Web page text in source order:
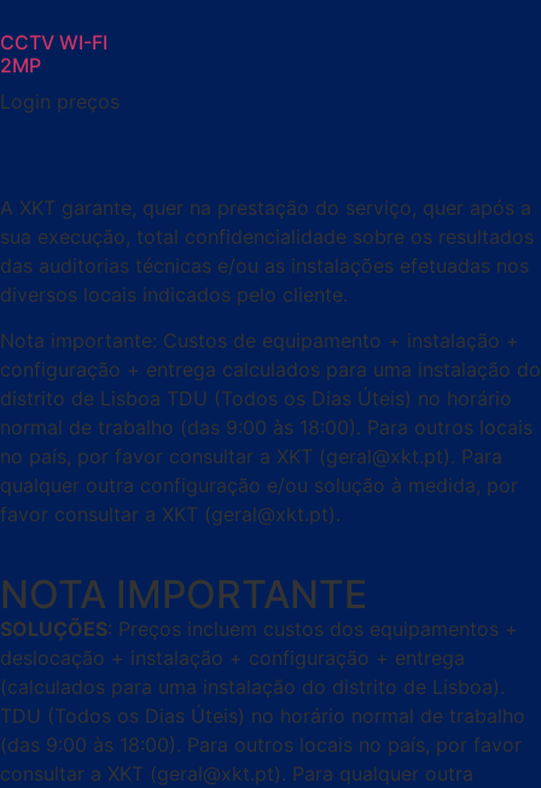
CCTV WI-FI
2MP
Login preços
A XKT garante, quer na prestação do serviço, quer após a
sua execução, total confidencialidade sobre os resultados
das auditorias técnicas e/ou as instalações efetuadas nos
diversos locais indicados pelo cliente.
Nota importante: Custos de equipamento + instalação +
configuração + entrega calculados para uma instalação do
distrito de Lisboa TDU (Todos os Dias Úteis) no horário
normal de trabalho (das 9:00 às 18:00). Para outros locais
no país, por favor consultar a XKT (geral@xkt.pt). Para
qualquer outra configuração e/ou solução à medida, por
favor consultar a XKT (geral@xkt.pt).
NOTA IMPORTANTE
SOLUÇÕES: Preços incluem custos dos equipamentos +
deslocação + instalação + configuração + entrega
(calculados para uma instalação do distrito de Lisboa).
TDU (Todos os Dias Úteis) no horário normal de trabalho
(das 9:00 às 18:00). Para outros locais no país, por favor
consultar a XKT (geral@xkt.pt). Para qualquer outra